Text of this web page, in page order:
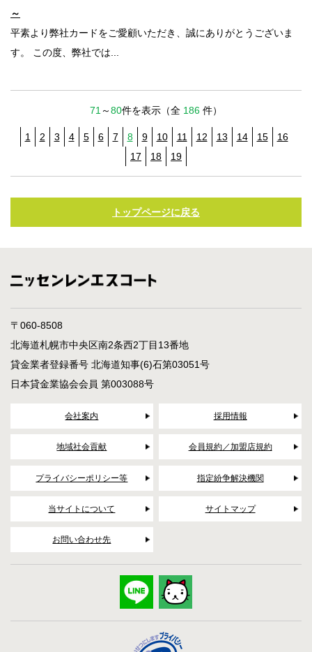
～
平素より弊社カードをご愛顧いただき、誠にありがとうございま
す。 この度、弊社では...
71 ～80件を表示（全 186 件）
1 2 3 4 5 6 7 8 9 10 11 12 13 14 15
16
17
18 19
トップページに戻る
〒060-8508
北海道札幌市中央区南2条西2丁目13番地
貸金業者登録番号 北海道知事(6)石第03051号
日本貸金業協会会員 第003088号
会社案内 採用情報
地域社会貢献 会員規約／加盟店規約
プライバシーポリシー等 指定紛争解決機関
当サイトについて サイトマップ
お問い合わせ先